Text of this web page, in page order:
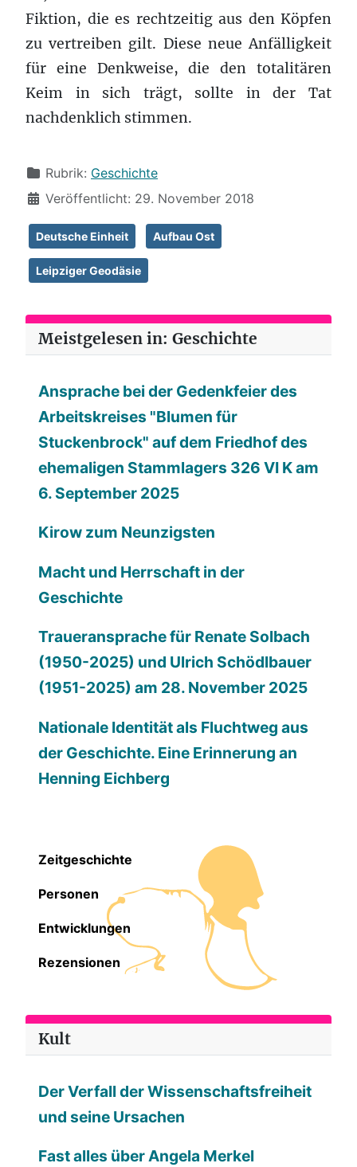
Fiktion, die es rechtzeitig aus den Köpfen
zu vertreiben gilt. Diese neue Anfälligkeit
für eine Denkweise, die den totalitären
Keim in sich trägt, sollte in der Tat
nachdenklich stimmen.
DetailsRubrik: Geschichte
Veröffentlicht: 29. November 2018
Deutsche Einheit Aufbau Ost
Leipziger Geodäsie
Meistgelesen in: Geschichte
Ansprache bei der Gedenkfeier des
Arbeitskreises "Blumen für
Stuckenbrock" auf dem Friedhof des
ehemaligen Stammlagers 326 VI K am
6. September 2025
Kirow zum Neunzigsten
Macht und Herrschaft in der
Geschichte
Traueransprache für Renate Solbach
(1950-2025) und Ulrich Schödlbauer
(1951-2025) am 28. November 2025
Nationale Identität als Fluchtweg aus
der Geschichte. Eine Erinnerung an
Henning Eichberg
Zeitgeschichte
Personen
Entwicklungen
Rezensionen
Kult
Der Verfall der Wissenschaftsfreiheit
und seine Ursachen
Fast alles über Angela Merkel